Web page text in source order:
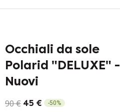
Occhiali da sole
Polarid "DELUXE" -
Nuovi
90 € 45 € -50%